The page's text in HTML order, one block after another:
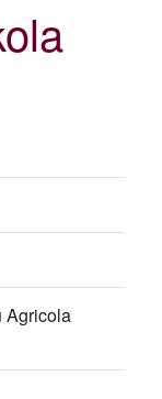
Agricola